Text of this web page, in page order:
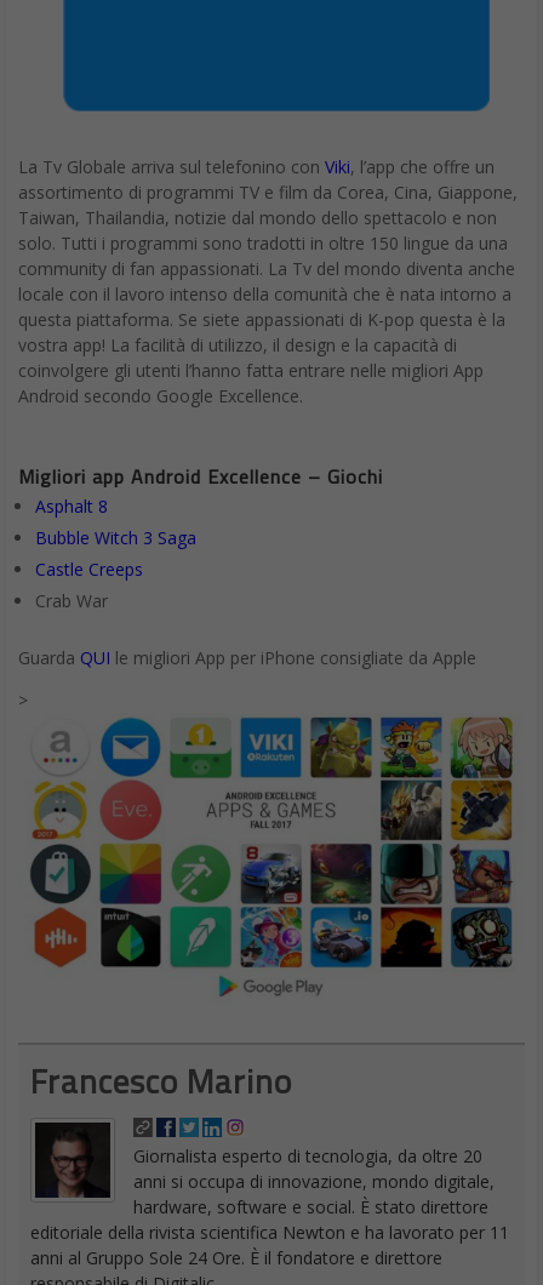
La Tv Globale arriva sul telefonino con Viki, l’app che offre un
assortimento di programmi TV e film da Corea, Cina, Giappone,
Taiwan, Thailandia, notizie dal mondo dello spettacolo e non
solo. Tutti i programmi sono tradotti in oltre 150 lingue da una
community di fan appassionati. La Tv del mondo diventa anche
locale con il lavoro intenso della comunità che è nata intorno a
questa piattaforma. Se siete appassionati di K-pop questa è la
vostra app! La facilità di utilizzo, il design e la capacità di
coinvolgere gli utenti l’hanno fatta entrare nelle migliori App
Android secondo Google Excellence.
Migliori app Android Excellence – Giochi
Asphalt 8
Bubble Witch 3 Saga
Castle Creeps
Crab War
Guarda QUI le migliori App per iPhone consigliate da Apple
>
Francesco Marino
Giornalista esperto di tecnologia, da oltre 20
anni si occupa di innovazione, mondo digitale,
hardware, software e social. È stato direttore
editoriale della rivista scientifica Newton e ha lavorato per 11
anni al Gruppo Sole 24 Ore. È il fondatore e direttore